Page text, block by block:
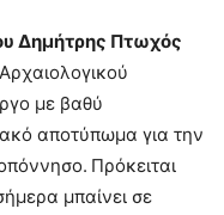
Δημήτρης Πτωχός
με βαθύ
αποτύπωμα για την
Πρόκειται
μπαίνει σε